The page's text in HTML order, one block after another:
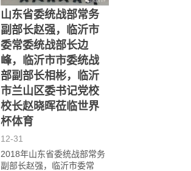
山东省委统战部常务
副部长赵强，临沂市
委常委统战部长边
峰，临沂市市委统战
部副部长相彬，临沂
市兰山区委书记党校
校长赵晓晖莅临世界
杯体育
12-31
2018年山东省委统战部常务
副部长赵强，临沂市委常